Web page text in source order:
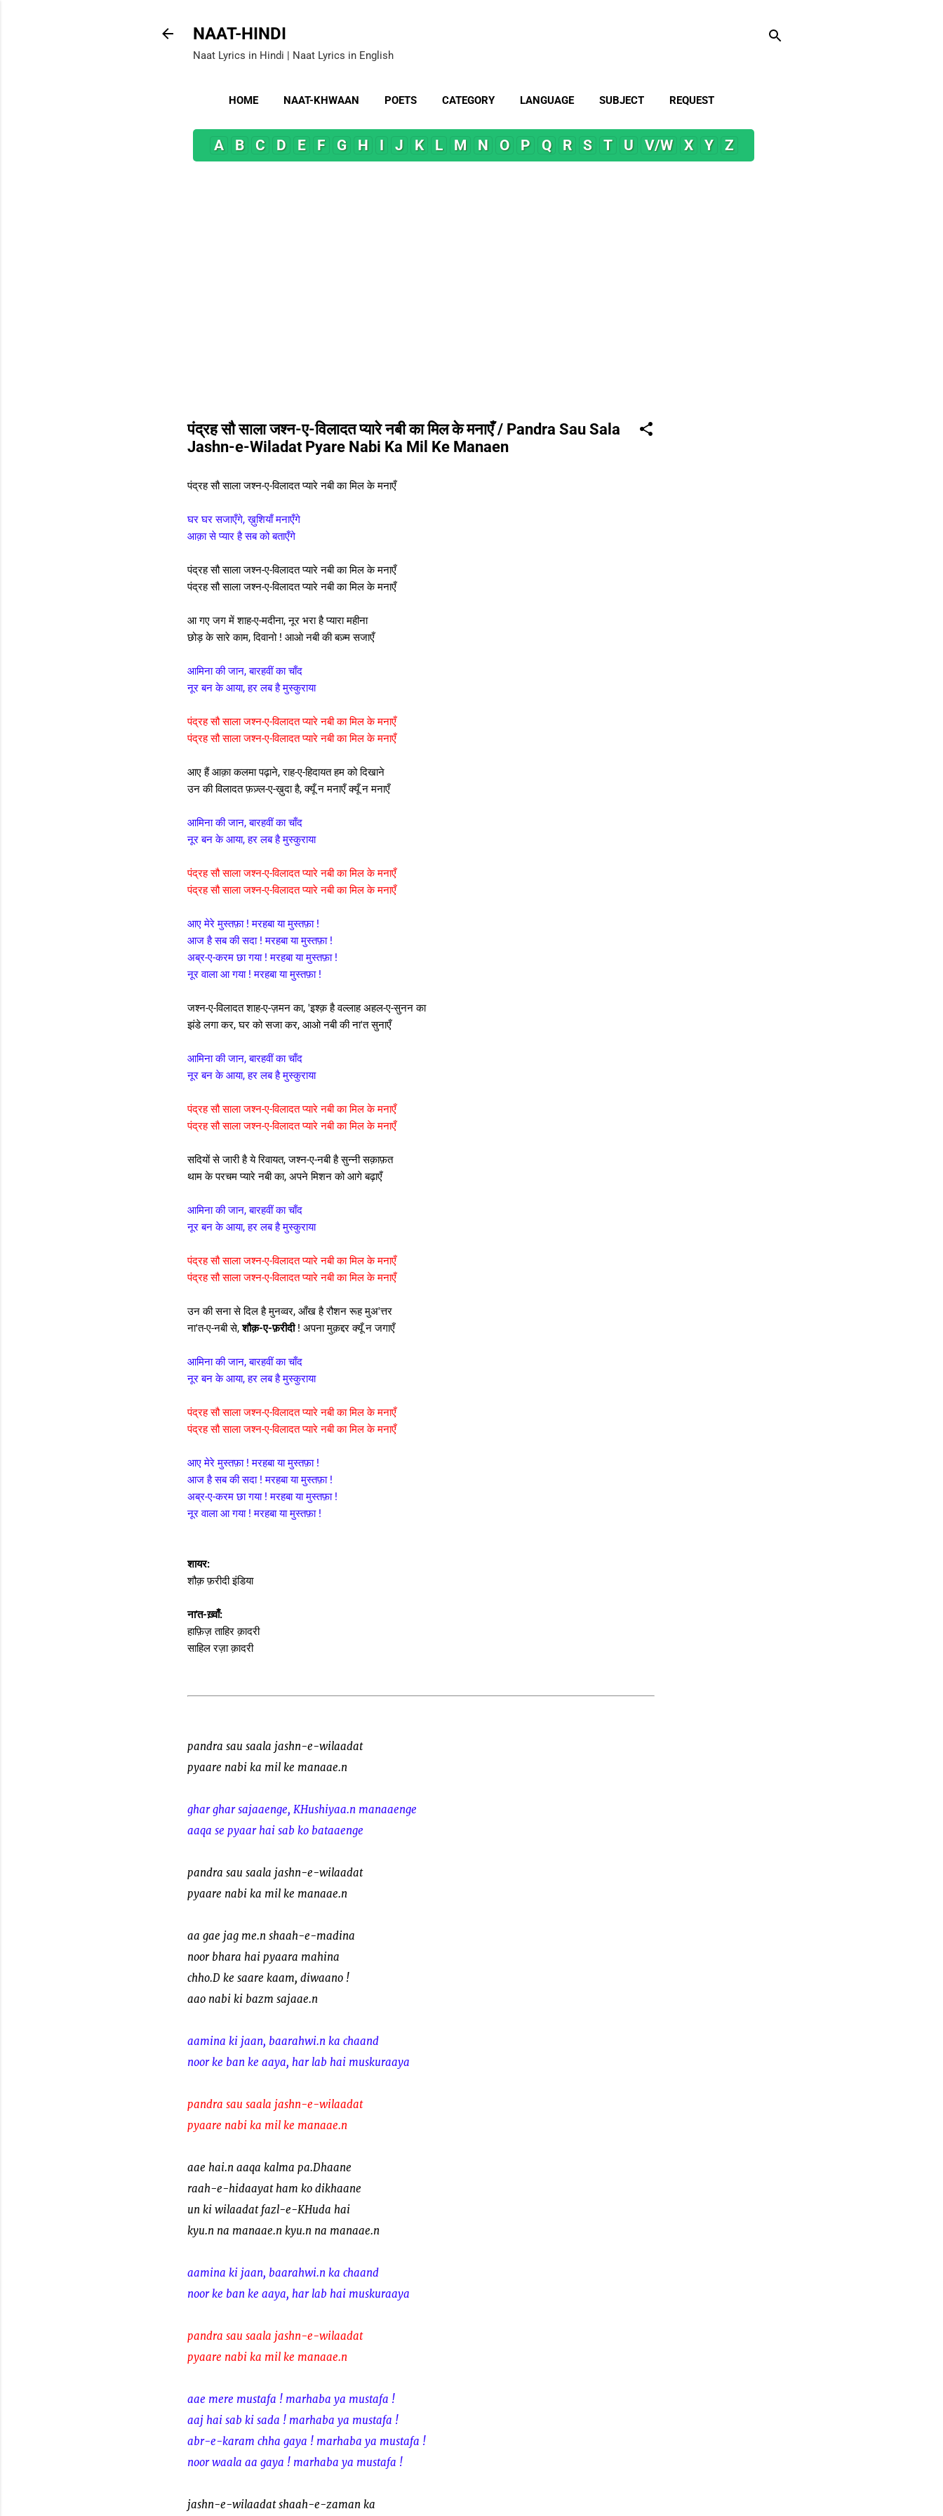
NAAT-HINDI
Naat Lyrics in Hindi | Naat Lyrics in English
HOME NAAT-KHWAAN POETS CATEGORY LANGUAGE SUBJECT REQUEST
MORE… CONTACT US
A B C D E F G H I J K L M N O P Q R S T U V/W X Y Z
पंद्रह सौ साला जश्न-ए-विलादत प्यारे नबी का मिल के मनाएँ / Pandra Sau Sala
Jashn-e-Wiladat Pyare Nabi Ka Mil Ke Manaen
पंद्रह सौ साला जश्न-ए-विलादत प्यारे नबी का मिल के मनाएँ
घर घर सजाएँगे, ख़ुशियाँ मनाएँगे
आक़ा से प्यार है सब को बताएँगे
पंद्रह सौ साला जश्न-ए-विलादत प्यारे नबी का मिल के मनाएँ
पंद्रह सौ साला जश्न-ए-विलादत प्यारे नबी का मिल के मनाएँ
आ गए जग में शाह-ए-मदीना, नूर भरा है प्यारा महीना
छोड़ के सारे काम, दिवानो ! आओ नबी की बज़्म सजाएँ
आमिना की जान, बारहवीं का चाँद
नूर बन के आया, हर लब है मुस्कुराया
पंद्रह सौ साला जश्न-ए-विलादत प्यारे नबी का मिल के मनाएँ
पंद्रह सौ साला जश्न-ए-विलादत प्यारे नबी का मिल के मनाएँ
आए हैं आक़ा कलमा पढ़ाने, राह-ए-हिदायत हम को दिखाने
उन की विलादत फ़ज़्ल-ए-ख़ुदा है, क्यूँ न मनाएँ क्यूँ न मनाएँ
आमिना की जान, बारहवीं का चाँद
नूर बन के आया, हर लब है मुस्कुराया
पंद्रह सौ साला जश्न-ए-विलादत प्यारे नबी का मिल के मनाएँ
पंद्रह सौ साला जश्न-ए-विलादत प्यारे नबी का मिल के मनाएँ
आए मेरे मुस्तफ़ा ! मरहबा या मुस्तफ़ा !
आज है सब की सदा ! मरहबा या मुस्तफ़ा !
अब्र-ए-करम छा गया ! मरहबा या मुस्तफ़ा !
नूर वाला आ गया ! मरहबा या मुस्तफ़ा !
जश्न-ए-विलादत शाह-ए-ज़मन का, 'इश्क़ है वल्लाह अहल-ए-सुनन का
झंडे लगा कर, घर को सजा कर, आओ नबी की ना'त सुनाएँ
आमिना की जान, बारहवीं का चाँद
नूर बन के आया, हर लब है मुस्कुराया
पंद्रह सौ साला जश्न-ए-विलादत प्यारे नबी का मिल के मनाएँ
पंद्रह सौ साला जश्न-ए-विलादत प्यारे नबी का मिल के मनाएँ
सदियों से जारी है ये रिवायत, जश्न-ए-नबी है सुन्नी सक़ाफ़त
थाम के परचम प्यारे नबी का, अपने मिशन को आगे बढ़ाएँ
आमिना की जान, बारहवीं का चाँद
नूर बन के आया, हर लब है मुस्कुराया
पंद्रह सौ साला जश्न-ए-विलादत प्यारे नबी का मिल के मनाएँ
पंद्रह सौ साला जश्न-ए-विलादत प्यारे नबी का मिल के मनाएँ
उन की सना से दिल है मुनव्वर, आँख है रौशन रूह मुअ'त्तर
ना'त-ए-नबी से,शौक़-ए-फ़रीदी! अपना मुक़द्दर क्यूँ न जगाएँ
आमिना की जान, बारहवीं का चाँद
नूर बन के आया, हर लब है मुस्कुराया
पंद्रह सौ साला जश्न-ए-विलादत प्यारे नबी का मिल के मनाएँ
पंद्रह सौ साला जश्न-ए-विलादत प्यारे नबी का मिल के मनाएँ
आए मेरे मुस्तफ़ा ! मरहबा या मुस्तफ़ा !
आज है सब की सदा ! मरहबा या मुस्तफ़ा !
अब्र-ए-करम छा गया ! मरहबा या मुस्तफ़ा !
नूर वाला आ गया ! मरहबा या मुस्तफ़ा !
शायर:
शौक़ फ़रीदी इंडिया
ना'त-ख़्वाँ:
हाफ़िज़ ताहिर क़ादरी
साहिल रज़ा क़ादरी
pandra sau saala jashn-e-wilaadat
pyaare nabi ka mil ke manaae.n
ghar ghar sajaaenge, KHushiyaa.n manaaenge
aaqa se pyaar hai sab ko bataaenge
pandra sau saala jashn-e-wilaadat
pyaare nabi ka mil ke manaae.n
aa gae jag me.n shaah-e-madina
noor bhara hai pyaara mahina
chho.D ke saare kaam, diwaano !
aao nabi ki bazm sajaae.n
aamina ki jaan, baarahwi.n ka chaand
noor ke ban ke aaya, har lab hai muskuraaya
pandra sau saala jashn-e-wilaadat
pyaare nabi ka mil ke manaae.n
aae hai.n aaqa kalma pa.Dhaane
raah-e-hidaayat ham ko dikhaane
un ki wilaadat fazl-e-KHuda hai
kyu.n na manaae.n kyu.n na manaae.n
aamina ki jaan, baarahwi.n ka chaand
noor ke ban ke aaya, har lab hai muskuraaya
pandra sau saala jashn-e-wilaadat
pyaare nabi ka mil ke manaae.n
aae mere mustafa ! marhaba ya mustafa !
aaj hai sab ki sada ! marhaba ya mustafa !
abr-e-karam chha gaya ! marhaba ya mustafa !
noor waala aa gaya ! marhaba ya mustafa !
jashn-e-wilaadat shaah-e-zaman ka